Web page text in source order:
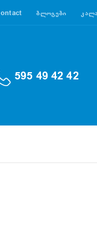
Ბლოგები
595 49 42 42